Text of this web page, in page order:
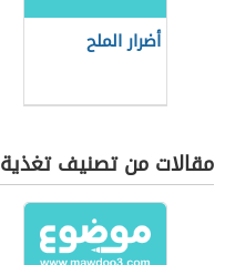
أضرار الملح
مقالات من تصنيف تغذية